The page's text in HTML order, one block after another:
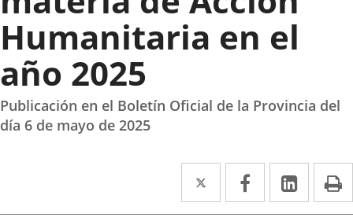
Humanitaria en el
año 2025
Publicación en el Boletín Oficial de la Provincia del
día 6 de mayo de 2025
Twitter
Enlace
a
Facebook
Enlace
a
Enlace
a